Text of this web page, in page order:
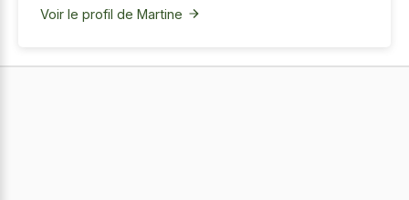
Voir le profil de Martine